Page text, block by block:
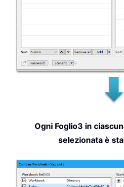
Ogni Foglio3 in
selezionata è